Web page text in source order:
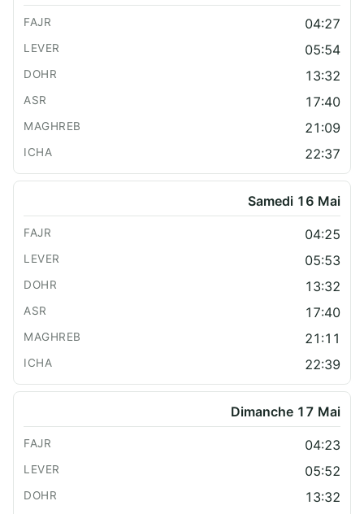
04:27
05:54
13:32
17:40
21:09
22:37
Samedi 16 Mai
04:25
05:53
13:32
17:40
21:11
22:39
Dimanche 17 Mai
04:23
05:52
13:32